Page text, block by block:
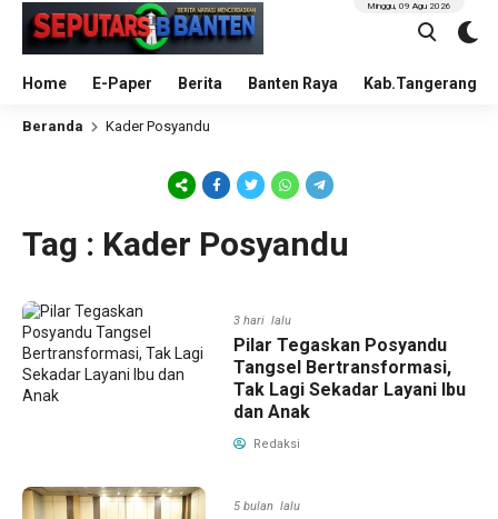
Home E-Paper Berita Banten Raya Kab.Tangerang
Minggu, 09 Agu 2026
Beranda Kader Posyandu
Tag : Kader Posyandu
3 hari lalu
Pilar Tegaskan Posyandu
Tangsel Bertransformasi,
Tak Lagi Sekadar Layani Ibu
dan Anak
Redaksi
5 bulan lalu